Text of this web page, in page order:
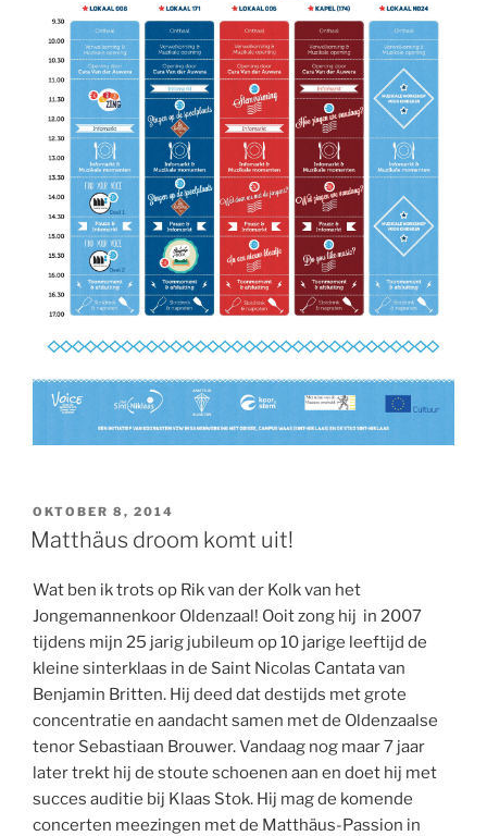
GEPLAATST
OP
OKTOBER 8, 2014
Matthäus droom komt uit!
Wat ben ik trots op Rik van der Kolk van het
Jongemannenkoor Oldenzaal! Ooit zong hij in 2007
tijdens mijn 25 jarig jubileum op 10 jarige leeftijd de
kleine sinterklaas in de Saint Nicolas Cantata van
Benjamin Britten. Hij deed dat destijds met grote
concentratie en aandacht samen met de Oldenzaalse
tenor Sebastiaan Brouwer. Vandaag nog maar 7 jaar
later trekt hij de stoute schoenen aan en doet hij met
succes auditie bij Klaas Stok. Hij mag de komende
concerten meezingen met de Matthäus-Passion in